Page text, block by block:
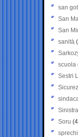
san
San
San
sanità
scuola
Sestri
Soru
sprechi